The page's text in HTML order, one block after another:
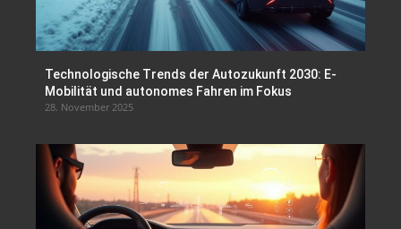
Technologische Trends der Autozukunft 2030: E-
Mobilität und autonomes Fahren im Fokus
28. November 2025